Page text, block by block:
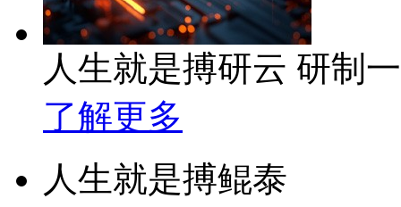
人生就是搏研云 研制
了解更多
人生就是搏鲲泰